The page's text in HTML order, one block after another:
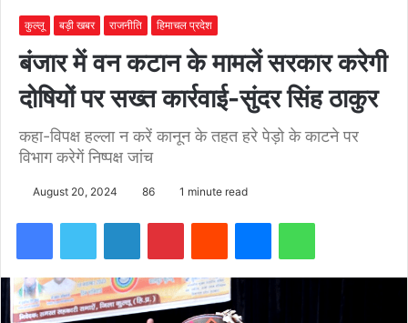
कुल्लू बड़ी खबर राजनीति हिमाचल प्रदेश
बंजार में वन कटान के मामलें सरकार करेगी
दोषियों पर सख्त कार्रवाई-सुंदर सिंह ठाकुर
कहा-विपक्ष हल्ला न करें कानून के तहत हरे पेड़ो के काटने पर
विभाग करेगें निष्पक्ष जांच
August 20, 2024 86 1 minute read